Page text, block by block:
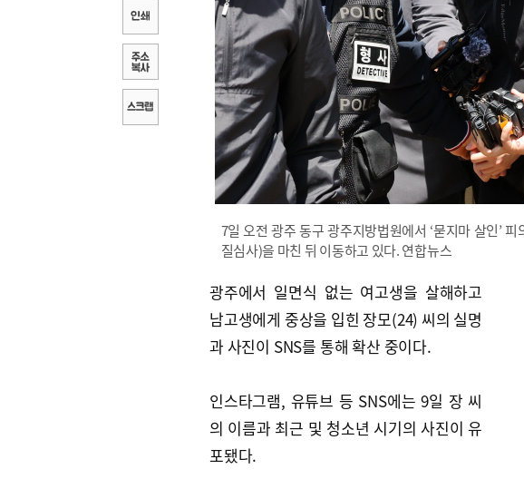
7일 오전 광주 동구 광주지방법원에서 ‘묻지마 살인’
질심사)을 마친 뒤 이동하고 있다. 연합뉴스
광주에서 일면식 없는 여고생을 살해하고
남고생에게 중상을 입힌 장모(24) 씨의 실명
과 사진이 SNS를 통해 확산 중이다.
인스타그램, 유튜브 등 SNS에는 9일 장 씨
의 이름과 최근 및 청소년 시기의 사진이 유
포됐다.